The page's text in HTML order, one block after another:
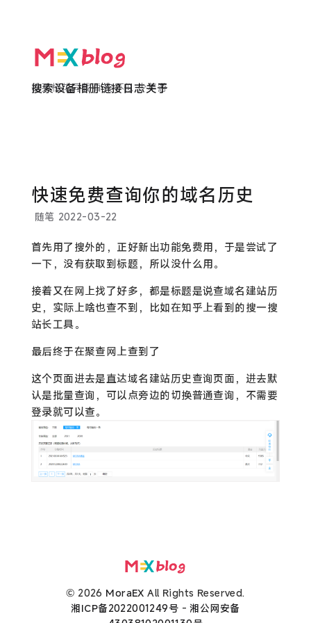
欲买桂花同载酒 终不似 少年游
搜索设备相册链接日志关于
快速免费查询你的域名历史
随笔 2022-03-22
首先用了搜外的，正好新出功能免费用，于是尝试了
一下，没有获取到标题，所以没什么用。
接着又在网上找了好多，都是标题是说查域名建站历
史，实际上啥也查不到，比如在知乎上看到的搜一搜
站长工具。
最后终于在聚查网上查到了
这个页面进去是直达域名建站历史查询页面，进去默
认是批量查询，可以点旁边的切换普通查询，不需要
登录就可以查。
© 2026 MoraEX All Rights Reserved.
湘ICP备2022001249号 -湘公网安备